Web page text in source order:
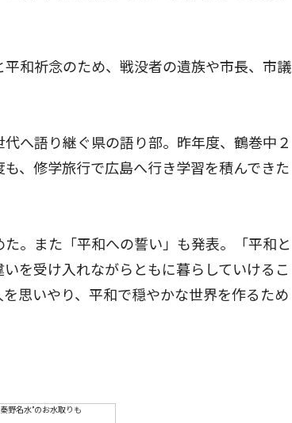
和祈念のため、戦没者の遺族や市長、市議
へ語り継ぐ県の語り部。昨年度、鶴巻中２
、修学旅行で広島へ行き学習を積んできた
。また「平和への誓い」も発表。「平和と
を受け入れながらともに暮らしていけるこ
思いやり、平和で穏やかな世界を作るため